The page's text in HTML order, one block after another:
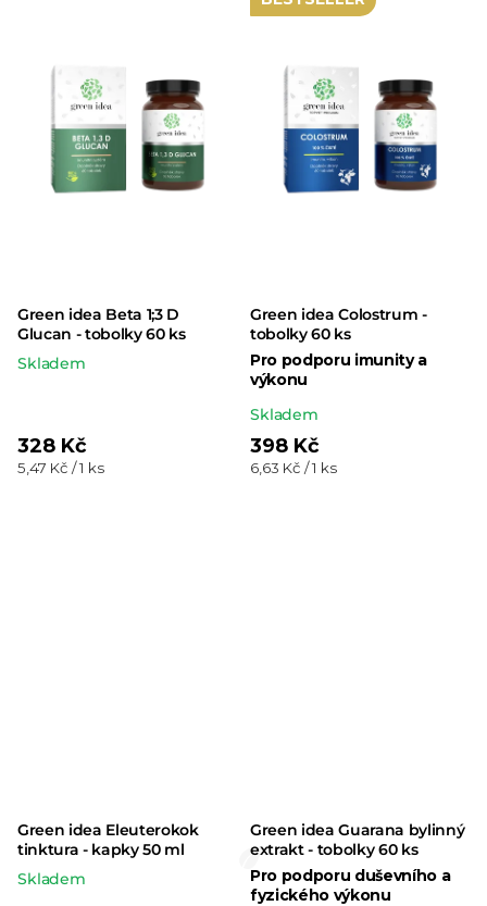
hvězdiček.
Green idea Beta 1;3 D
Glucan - tobolky 60 ks
Skladem
328 Kč
Měrná
5,47 Kč / 1 ks
Green idea Colostrum -
tobolky 60 ks
Pro podporu imunity a
výkonu
Průměrné
hodnocení
produktu
Skladem
398 Kč
Měrná
6,63 Kč / 1 ks
Green idea Eleuterokok
tinktura - kapky 50 ml
Skladem
Green idea Guarana bylinný
extrakt - tobolky 60 ks
Pro podporu duševního a
fyzického výkonu